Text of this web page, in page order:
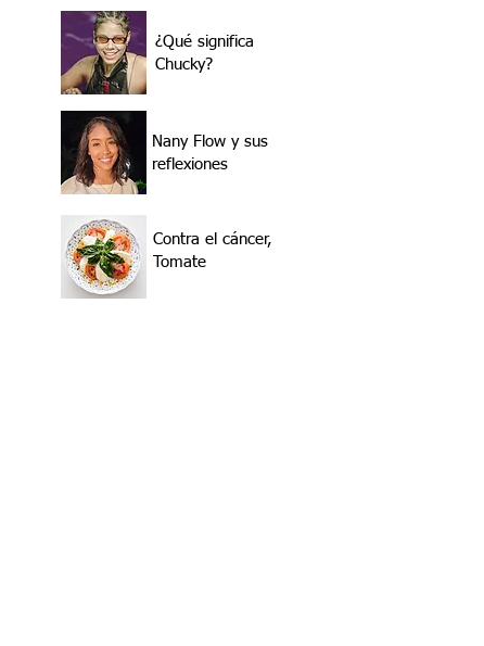
¿Qué significa
Chucky?
Nany Flow y sus
reflexiones
Contra el cáncer,
Tomate